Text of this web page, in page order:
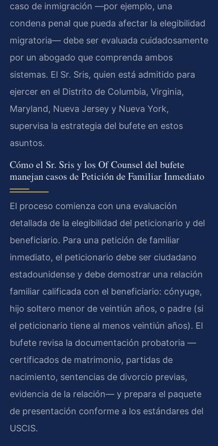
caso de inmigración —por ejemplo, una
condena penal que pueda afectar la elegibilidad
migratoria— debe ser evaluada cuidadosamente
por un abogado que comprenda ambos
sistemas. El Sr. Sris, quien está admitido para
ejercer en el Distrito de Columbia, Virginia,
Maryland, Nueva Jersey y Nueva York,
supervisa la estrategia del bufete en estos
asuntos.
Cómo el Sr. Sris y los Of Counsel del bufete
manejan casos de Petición de Familiar Inmediato
El proceso comienza con una evaluación
detallada de la elegibilidad del peticionario y del
beneficiario. Para una petición de familiar
inmediato, el peticionario debe ser ciudadano
estadounidense y debe demostrar una relación
familiar calificada con el beneficiario: cónyuge,
hijo soltero menor de veintiún años, o padre (si
el peticionario tiene al menos veintiún años). El
bufete revisa la documentación probatoria —
certificados de matrimonio, partidas de
nacimiento, sentencias de divorcio previas,
evidencia de la relación— y prepara el paquete
de presentación conforme a los estándares del
USCIS.